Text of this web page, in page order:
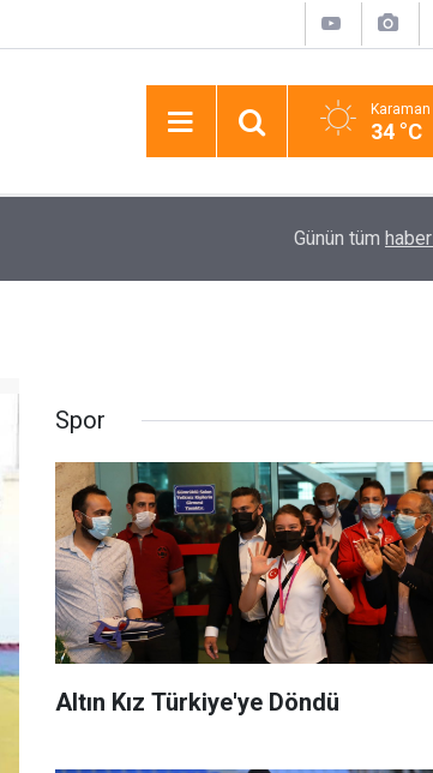
Karaman
34 °C
Niğde’de Kadınların
Günün tüm
Spor
Altın Kız Türkiye'ye Döndü